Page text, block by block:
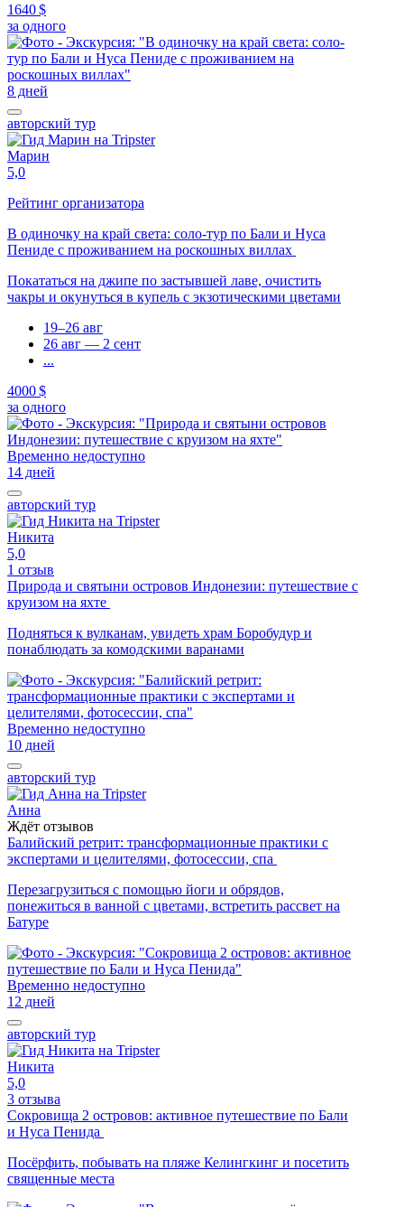
1640 $
за одного
8 дней
авторский тур
Марин
5,0
Рейтинг организатора
В одиночку на край света: соло-тур по Бали и Нуса
Пениде с проживанием на роскошных виллах
Покататься на джипе по застывшей лаве, очистить
чакры и окунуться в купель с экзотическими цветами
19–26 авг
26 авг — 2 сент
...
4000 $
за одного
Временно недоступно
14 дней
авторский тур
Никита
5,0
1 отзыв
Природа и святыни островов Индонезии: путешествие с
круизом на яхте
Подняться к вулканам, увидеть храм Боробудур и
понаблюдать за комодскими варанами
Временно недоступно
10 дней
авторский тур
Анна
Ждёт отзывов
Балийский ретрит: трансформационные практики с
экспертами и целителями, фотосессии, спа
Перезагрузиться с помощью йоги и обрядов,
понежиться в ванной с цветами, встретить рассвет на
Батуре
Временно недоступно
12 дней
авторский тур
Никита
5,0
3 отзыва
Сокровища 2 островов: активное путешествие по Бали
и Нуса Пенида
Посёрфить, побывать на пляже Келингкинг и посетить
священные места